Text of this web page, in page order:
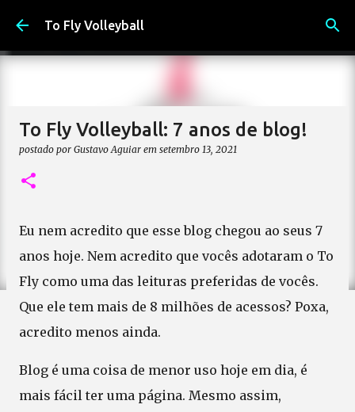
Pular para o conteúdo principal
To Fly Volleyball
To Fly Volleyball: 7 anos de blog!
postado por Gustavo Aguiar em setembro 13, 2021
Eu nem acredito que esse blog chegou ao seus 7
anos hoje. Nem acredito que vocês adotaram o To
Fly como uma das leituras preferidas de vocês.
Que ele tem mais de 8 milhões de acessos? Poxa,
acredito menos ainda.
Blog é uma coisa de menor uso hoje em dia, é
mais fácil ter uma página. Mesmo assim,